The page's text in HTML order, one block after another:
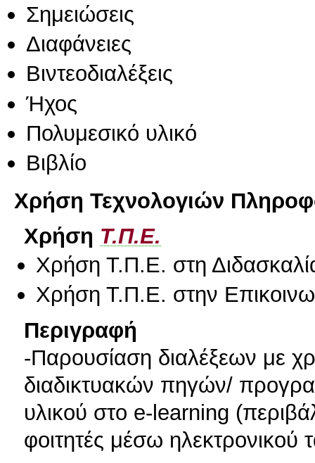
Σημειώσεις
Διαφάνειες
Βιντεοδιαλέξεις
Ήχος
Πολυμεσικό υλικό
Βιβλίο
Χρήση Τεχνολογιών
Χρήση Τ.Π.Ε.
Χρήση Τ.Π.Ε. στη
Χρήση Τ.Π.Ε. στην
Περιγραφή
-Παρουσίαση διαλέξεων με
διαδικτυακών πηγών/
υλικού στο e-learning
φοιτητές μέσω ηλεκτρονικού